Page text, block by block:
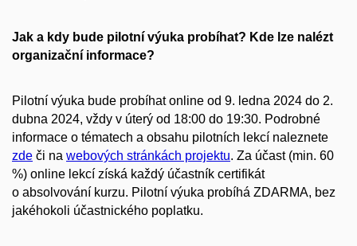
Jak a kdy bude pilotní výuka probíhat? Kde lze nalézt
organizační informace?
Pilotní výuka bude probíhat online od 9. ledna 2024 do 2.
dubna 2024, vždy v úterý od 18:00 do 19:30. Podrobné
informace o tématech a obsahu pilotních lekcí naleznete
zde či na webových stránkách projektu. Za účast (min. 60
%) online lekcí získá každý účastník certifikát
o absolvování kurzu. Pilotní výuka probíhá ZDARMA, bez
jakéhokoli účastnického poplatku.